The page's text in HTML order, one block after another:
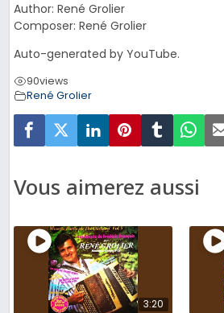
Author: René Grolier
Composer: René Grolier
Auto-generated by YouTube.
90views
René Grolier
Vous aimerez aussi
3:20